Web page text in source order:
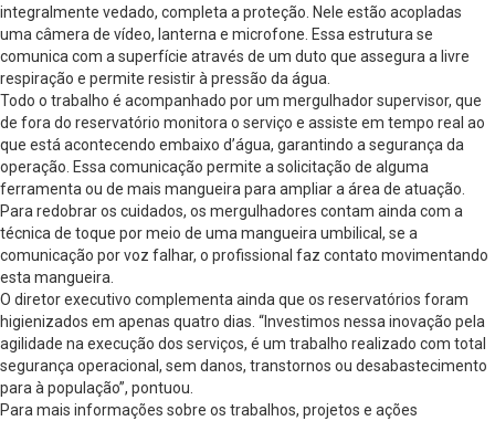
integralmente vedado, completa a proteção. Nele estão acopladas
uma câmera de vídeo, lanterna e microfone. Essa estrutura se
comunica com a superfície através de um duto que assegura a livre
respiração e permite resistir à pressão da água.
Todo o trabalho é acompanhado por um mergulhador supervisor, que
de fora do reservatório monitora o serviço e assiste em tempo real ao
que está acontecendo embaixo d’água, garantindo a segurança da
operação. Essa comunicação permite a solicitação de alguma
ferramenta ou de mais mangueira para ampliar a área de atuação.
Para redobrar os cuidados, os mergulhadores contam ainda com a
técnica de toque por meio de uma mangueira umbilical, se a
comunicação por voz falhar, o profissional faz contato movimentando
esta mangueira.
O diretor executivo complementa ainda que os reservatórios foram
higienizados em apenas quatro dias. “Investimos nessa inovação pela
agilidade na execução dos serviços, é um trabalho realizado com total
segurança operacional, sem danos, transtornos ou desabastecimento
para à população”, pontuou.
Para mais informações sobre os trabalhos, projetos e ações